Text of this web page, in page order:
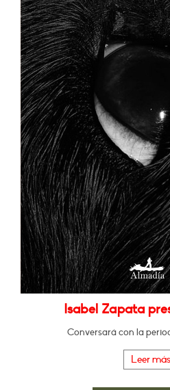
Isabel Zapata
Conversará con la
Leer